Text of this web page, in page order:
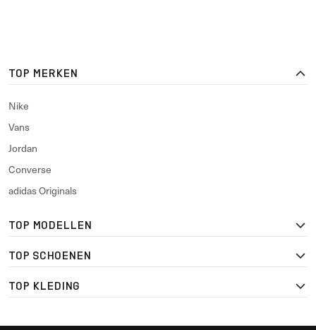
TOP MERKEN
Nike
Vans
Jordan
Converse
adidas Originals
TOP MODELLEN
TOP SCHOENEN
TOP KLEDING